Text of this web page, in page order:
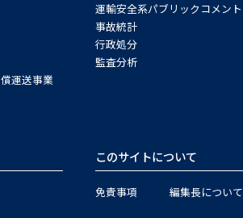
運送事業
運輸安全系パブリックコメント
事故統計
行政処分
監査分析
このサイトについて
免責事項 編集長について